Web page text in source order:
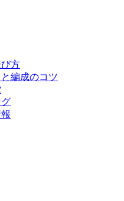
方
編成のコツ